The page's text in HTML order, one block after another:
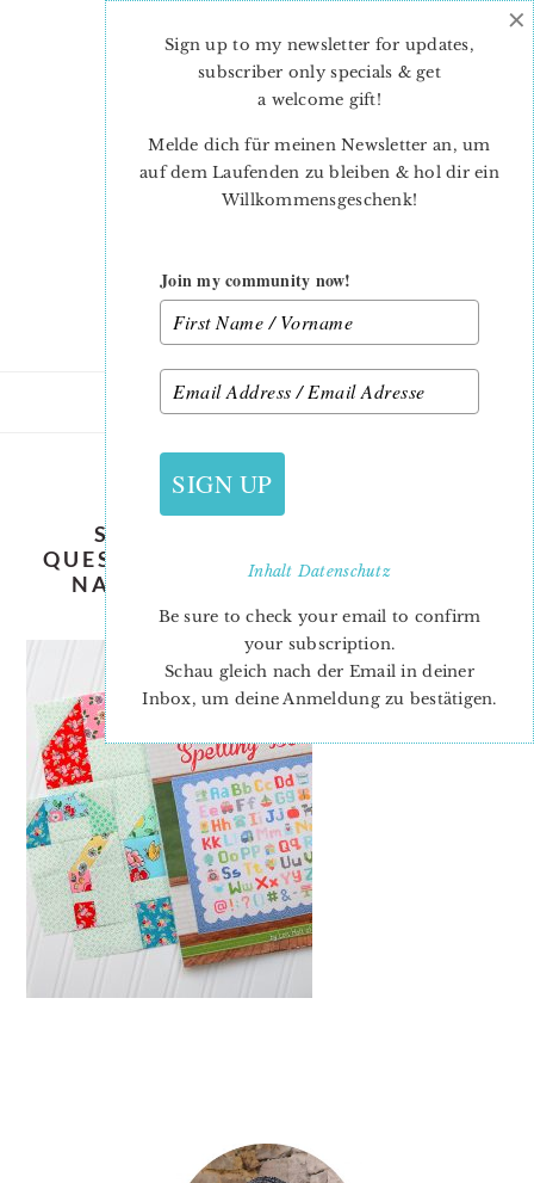
SPELLING BEE SEW ALONG
QUESTION MARK QUILT BLOCK BY
NADRA RIDGEWAY OF ELLIS &
HIGGS
Sign up to my newsletter for updates,
subscriber only specials & get
a welcome gift!
Melde dich für meinen Newsletter an, um
auf dem Laufenden zu bleiben & hol dir ein
Willkommensgeschenk!
Join my community now!
SIGN UP
InhaltDatenschutz
Be sure to check your email to confirm
your subscription.
Schau gleich nach der Email in deiner
Inbox, um deine Anmeldung zu bestätigen.
×